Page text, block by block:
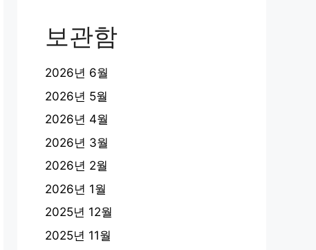
보관함
2026년 6월
2026년 5월
2026년 4월
2026년 3월
2026년 2월
2026년 1월
2025년 12월
2025년 11월